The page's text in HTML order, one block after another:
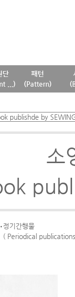
단
...)
패턴
(Pattern)
소
정기간행물
( Periodical